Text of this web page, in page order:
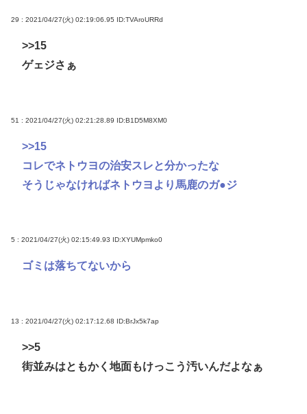
29 : 2021/04/27(火) 02:19:06.95 ID:TVAroURRd
>>15
ゲェジさぁ
51 : 2021/04/27(火) 02:21:28.89 ID:B1D5M8XM0
>>15
コレでネトウヨの治安スレと分かったな
そうじゃなければネトウヨより馬鹿のガ●ジ
5 : 2021/04/27(火) 02:15:49.93 ID:XYUMpmko0
ゴミは落ちてないから
13 : 2021/04/27(火) 02:17:12.68 ID:BrJx5k7ap
>>5
街並みはともかく地面もけっこう汚いんだよなぁ